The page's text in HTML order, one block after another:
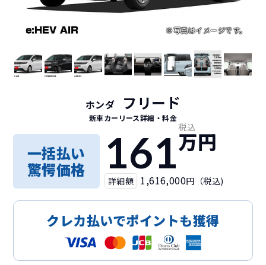
ホンダ フリード
新車カーリース詳細 ・料金
一括払い
驚愕価格
161
税込
万円
詳細額 1,616,000円（税込)
クレカ払いでポイントも獲得